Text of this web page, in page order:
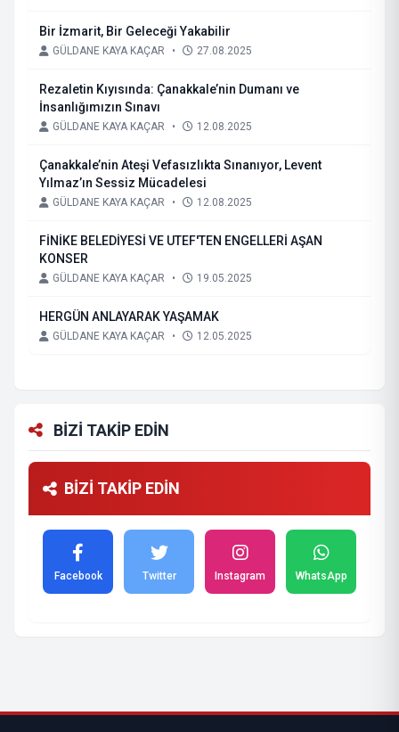
Bir İzmarit, Bir Geleceği Yakabilir
GÜLDANE KAYA KAÇAR • 27.08.2025
Rezaletin Kıyısında: Çanakkale’nin Dumanı ve
İnsanlığımızın Sınavı
GÜLDANE KAYA KAÇAR • 12.08.2025
Çanakkale’nin Ateşi Vefasızlıkta Sınanıyor, Levent
Yılmaz’ın Sessiz Mücadelesi
GÜLDANE KAYA KAÇAR • 12.08.2025
FİNİKE BELEDİYESİ VE UTEF'TEN ENGELLERİ AŞAN
KONSER
GÜLDANE KAYA KAÇAR • 19.05.2025
HERGÜN ANLAYARAK YAŞAMAK
GÜLDANE KAYA KAÇAR • 12.05.2025
BİZİ TAKİP EDİN
BİZİ TAKİP EDİN
Facebook Twitter Instagram WhatsApp